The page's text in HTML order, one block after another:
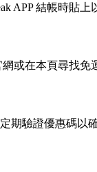
APP 結帳時貼上
或在本頁尋找免
期驗證優惠碼以